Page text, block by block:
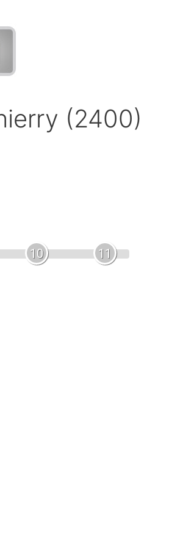
(2400)
10 11